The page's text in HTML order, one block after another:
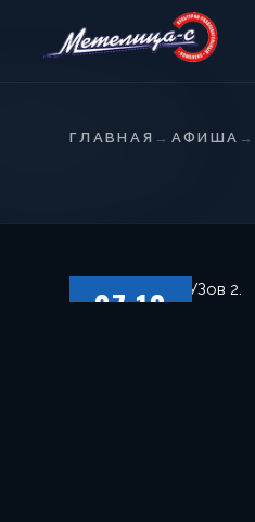
ГЛАВНАЯ → АФИША →
07.10